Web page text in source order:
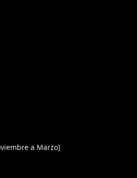
a Marzo)